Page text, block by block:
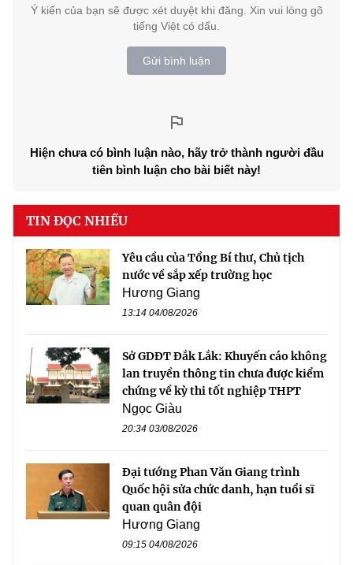
Ý kiến của bạn sẽ được xét duyệt khi đăng. Xin vui lòng gõ
tiếng Việt có dấu.
Gửi bình luận
Hiện chưa có bình luận nào, hãy trở thành người đầu
tiên bình luận cho bài biết này!
TIN ĐỌC NHIỀU
Yêu cầu của Tổng Bí thư, Chủ tịch
nước về sắp xếp trường học
Hương Giang
13:14 04/08/2026
Sở GDĐT Đắk Lắk: Khuyến cáo không
lan truyền thông tin chưa được kiểm
chứng về kỳ thi tốt nghiệp THPT
Ngọc Giàu
20:34 03/08/2026
Đại tướng Phan Văn Giang trình
Quốc hội sửa chức danh, hạn tuổi sĩ
quan quân đội
Hương Giang
09:15 04/08/2026